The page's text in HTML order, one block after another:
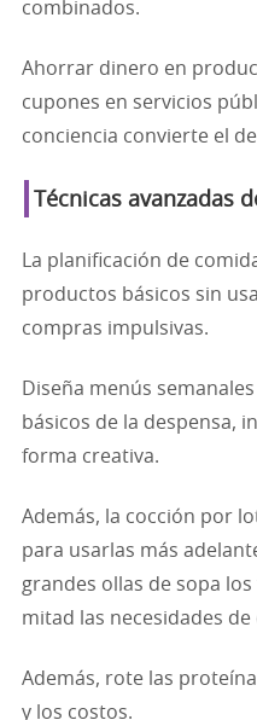
combinados.
Ahorrar dinero en
cupones en servicios
conciencia convierte el
Técnicas avanzadas
La planificación de
productos básicos sin
compras impulsivas.
Diseña menús
básicos de la despensa,
forma creativa.
Además, la cocción por
para usarlas más
grandes ollas de sopa
mitad las necesidades
Además, rote las
y los costos.